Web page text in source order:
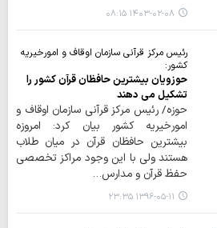
۱۴۰۳-۰۲-۰۸ ۰۸:۱۵
رئیس مرکز قرآنی سازمان اوقاف و امورخیریه
کشور:
حوزویان بیشترین حافظان قرآن کشور را
تشکیل می دهند
حوزه/ رئیس مرکز قرآنی سازمان اوقاف و
امورخیریه کشور بیان کرد: امروزه
بیشترین حافظان قرآن در میان طلاب
هستند ولی با این وجود مراکز تخصصی
حفظ قرآن و مدارس…
۱۳۹۶-۰۵-۱۱ ۲۳:۳۵